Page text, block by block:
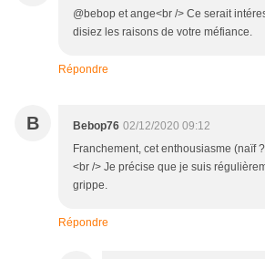
@bebop et ange<br /> Ce serait
disiez les raisons de votre méfiance.
Répondre
B Bebop76 02/12/2020 09:12
Franchement, cet enthousiasme (naïf
<br /> Je précise que je suis
grippe.
Répondre